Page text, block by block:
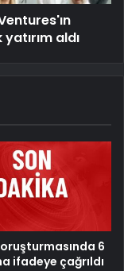
aldı
6
ifadeye çağrıldı